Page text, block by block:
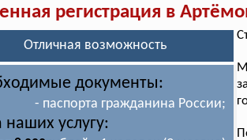
регистрация в
Отличная возможность
документы:
- паспорта гражданина России;
наших услугу: